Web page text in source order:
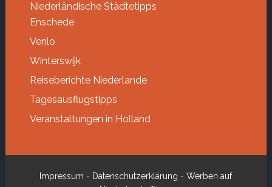
Niederländische Städtetipps
Enschede
Venlo
Winterswijk
Reiseberichte Niederlande
Tagesausflugstipps
Veranstaltungen in Holland
Impressum - Datenschutzerklärung -Werben auf